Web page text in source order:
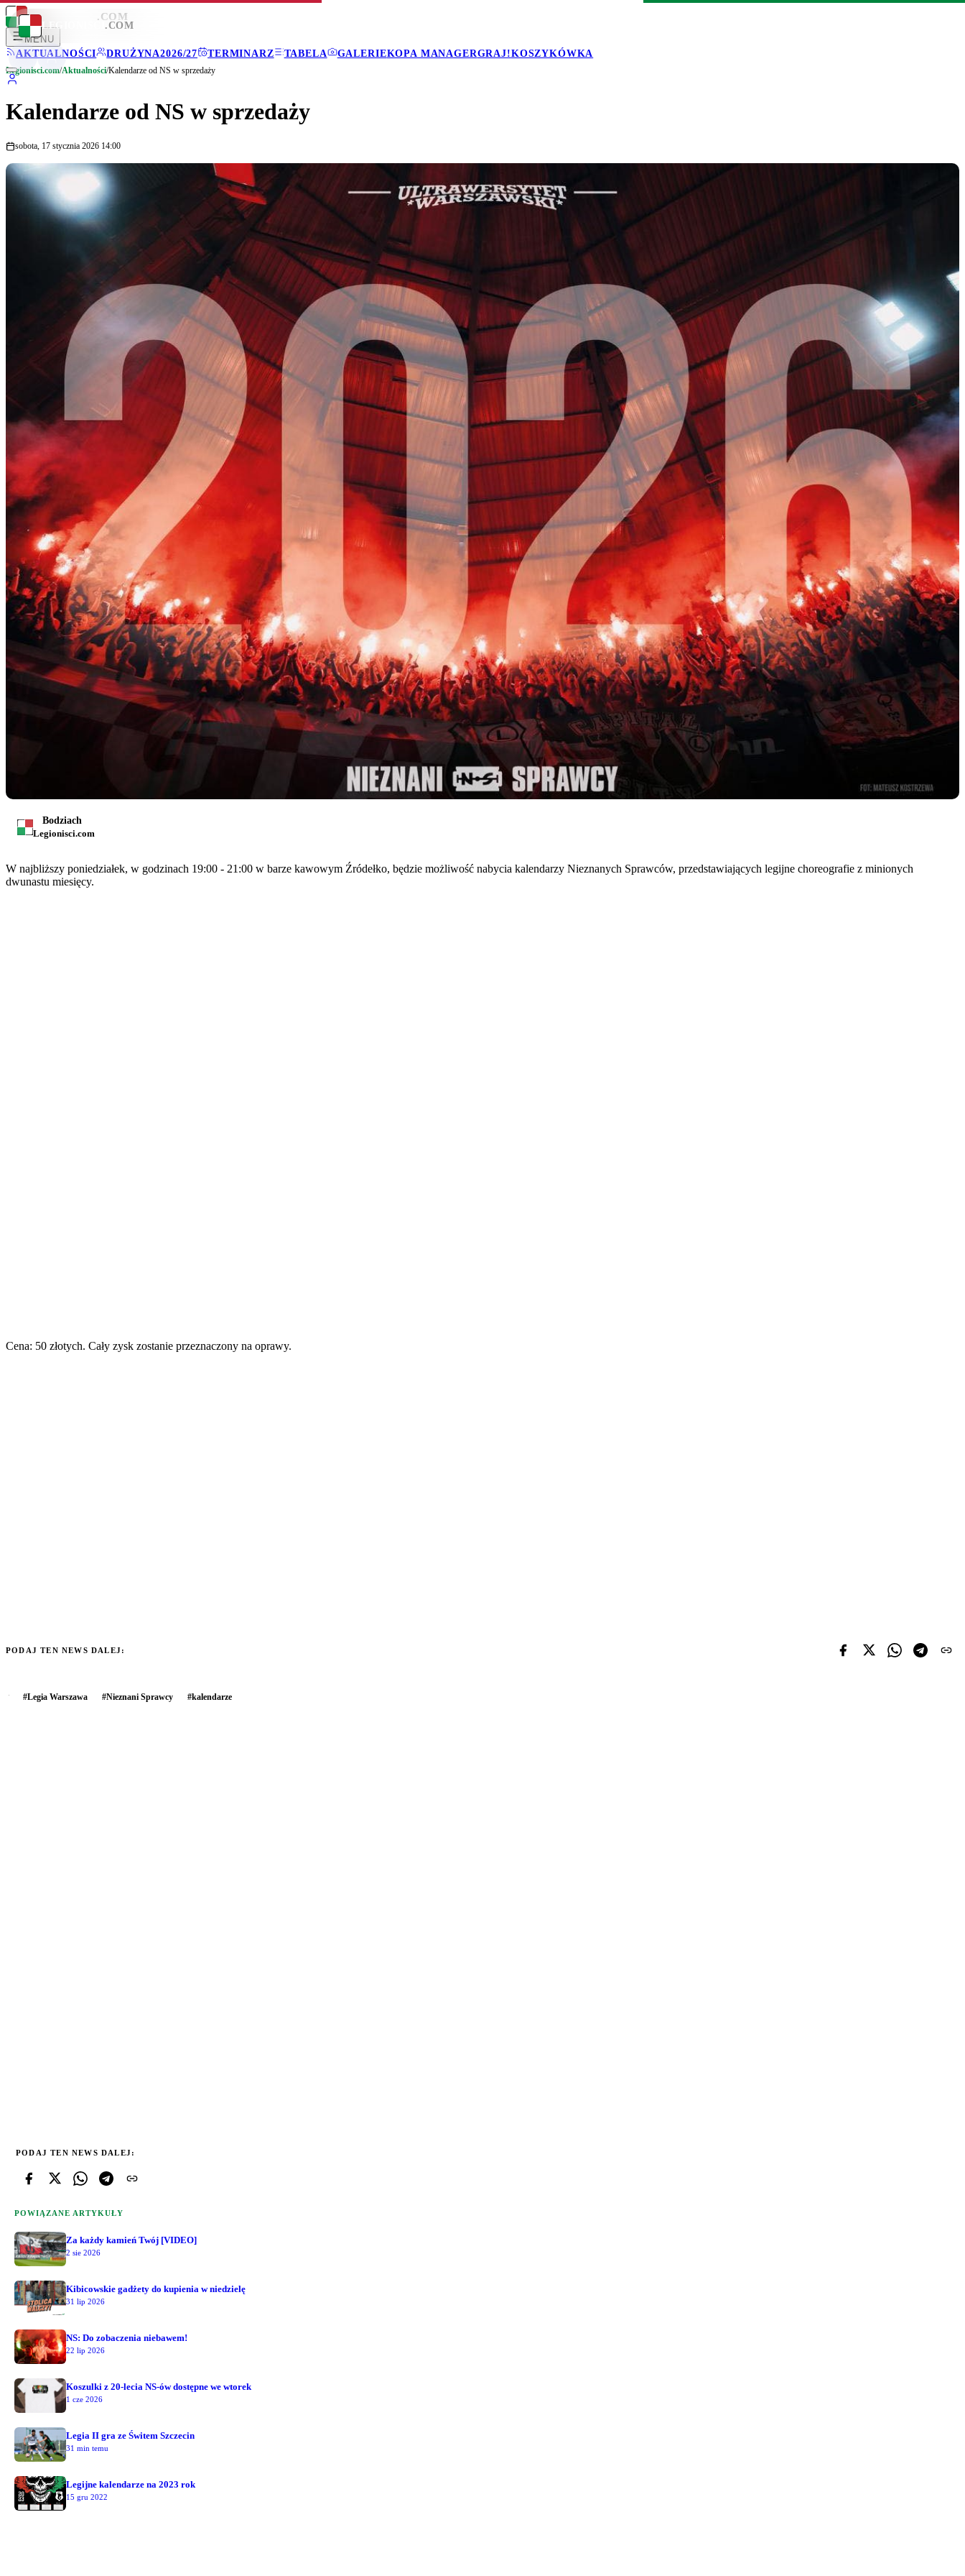
LEGIONISCI .COM
MENU
AKTUALNOŚCI
DRUŻYNA2026/27 TERMINARZ TABELA GALERIEKOPA MANAGERGRAJ!KOSZYKÓWKA
LEGIONISCI .COM
Legionisci.com/Aktualności/Kalendarze od NS w sprzedaży
Kalendarze od NS w sprzedaży
sobota, 17 stycznia 2026 14:00
Bodziach
Legionisci.com
W najbliższy poniedziałek, w godzinach 19:00 - 21:00 w barze kawowym Źródełko, będzie możliwość nabycia kalendarzy Nieznanych Sprawców, przedstawiających legijne choreografie z minionych
dwunastu miesięcy.
Cena: 50 złotych. Cały zysk zostanie przeznaczony na oprawy.
PODAJ TEN NEWS DALEJ:
#Legia Warszawa #Nieznani Sprawcy #kalendarze
PODAJ TEN NEWS DALEJ:
POWIĄZANE ARTYKUŁY
Za każdy kamień Twój [VIDEO]
2 sie 2026
Kibicowskie gadżety do kupienia w niedzielę
31 lip 2026
NS: Do zobaczenia niebawem!
22 lip 2026
Koszulki z 20-lecia NS-ów dostępne we wtorek
1 cze 2026
Legia II gra ze Świtem Szczecin
31 min temu
Legijne kalendarze na 2023 rok
15 gru 2022